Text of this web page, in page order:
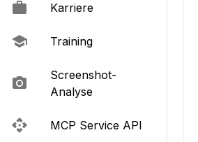
Karriere
Training
Screenshot-
Analyse
MCP Service API